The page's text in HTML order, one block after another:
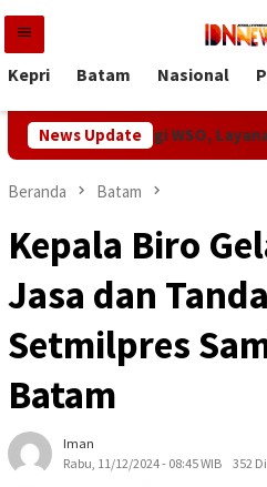
Loncat
konten
Kepri Batam Nasional
News Update
Tertinggi WSO, Layanan
Beranda Batam
Kepala Biro
Jasa dan
Setmilpres
Batam
Iman
Rabu, 11/12/2024 - 08:45 WIB
352